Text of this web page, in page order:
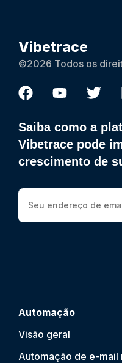
Vibetrace
©2026 Todos os
Saiba como a
Vibetrace pode
crescimento de
Automação
Visão geral
Automação de e-mail